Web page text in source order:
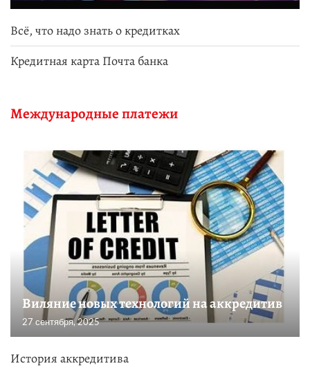
Всё, что надо знать о кредитках
Кредитная карта Почта банка
Международные платежи
Виляние новых технологий на аккредитив
27 сентября, 2025
История аккредитива